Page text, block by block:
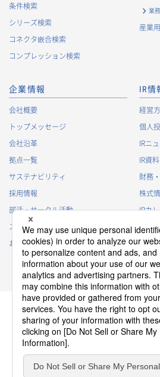
条件検索
シリーズ検索
コネクタ嵌合検索
コンプレッション検索
業
産業
企業情報
会社概要
トップメッセージ
会社沿革
拠点一覧
サステナビリティ
採用情報
部活・サークル活動
スポンサー活動
お問い合わせ
IR情
経営
個人
IRニ
IR資料
財務
株式
IRカ
IRに
IRポ
免責
プライバシーポリシー
ソーシャルメディアポリシー
ウェブサ